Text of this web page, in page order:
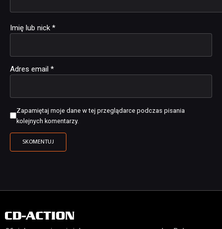
Imię lub nick *
Adres email *
Zapamiętaj moje dane w tej przeglądarce podczas pisania
kolejnych komentarzy.